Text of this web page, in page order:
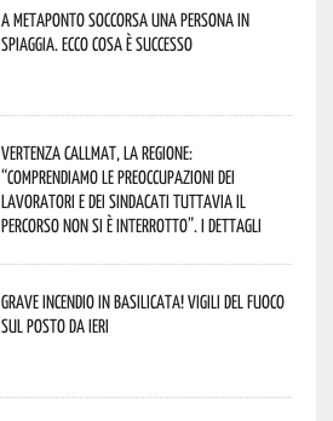
A Metaponto soccorsa una persona in
spiaggia. Ecco cosa è successo
Vertenza CallMat, la Regione:
“comprendiamo le preoccupazioni dei
lavoratori e dei sindacati tuttavia il
percorso non si è interrotto”. I dettagli
Grave incendio in Basilicata! Vigili del fuoco
sul posto da ieri